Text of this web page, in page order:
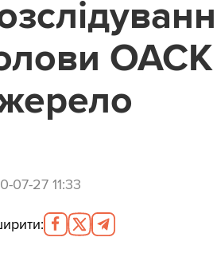
07-27 11:33
: